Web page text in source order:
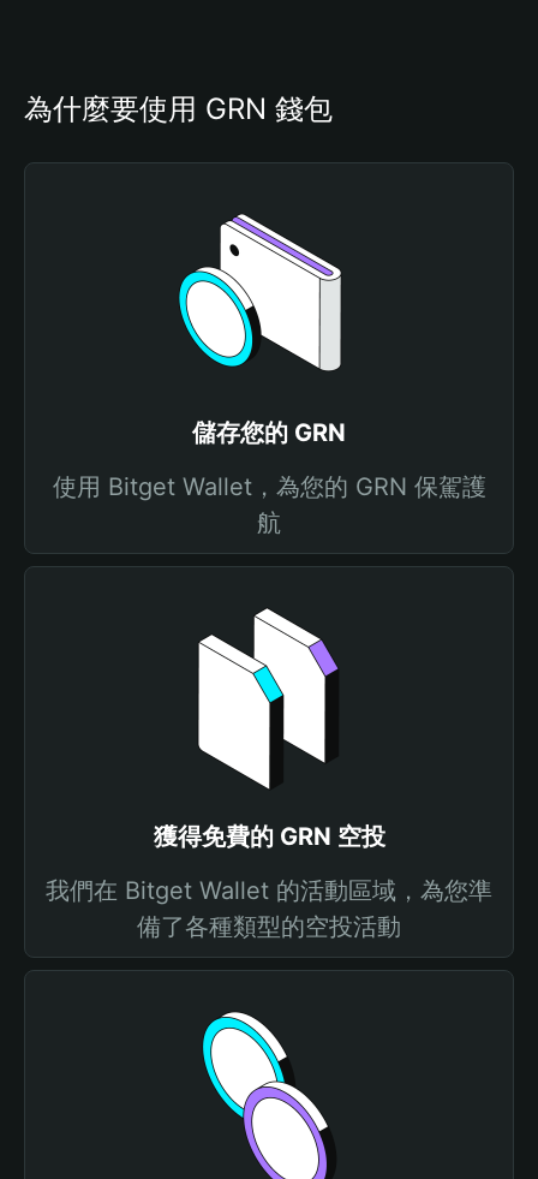
為什麼要使用 GRN 錢包
儲存您的 GRN
使用 Bitget Wallet，為您的 GRN 保駕護
航
獲得免費的 GRN 空投
我們在 Bitget Wallet 的活動區域，為您準
備了各種類型的空投活動